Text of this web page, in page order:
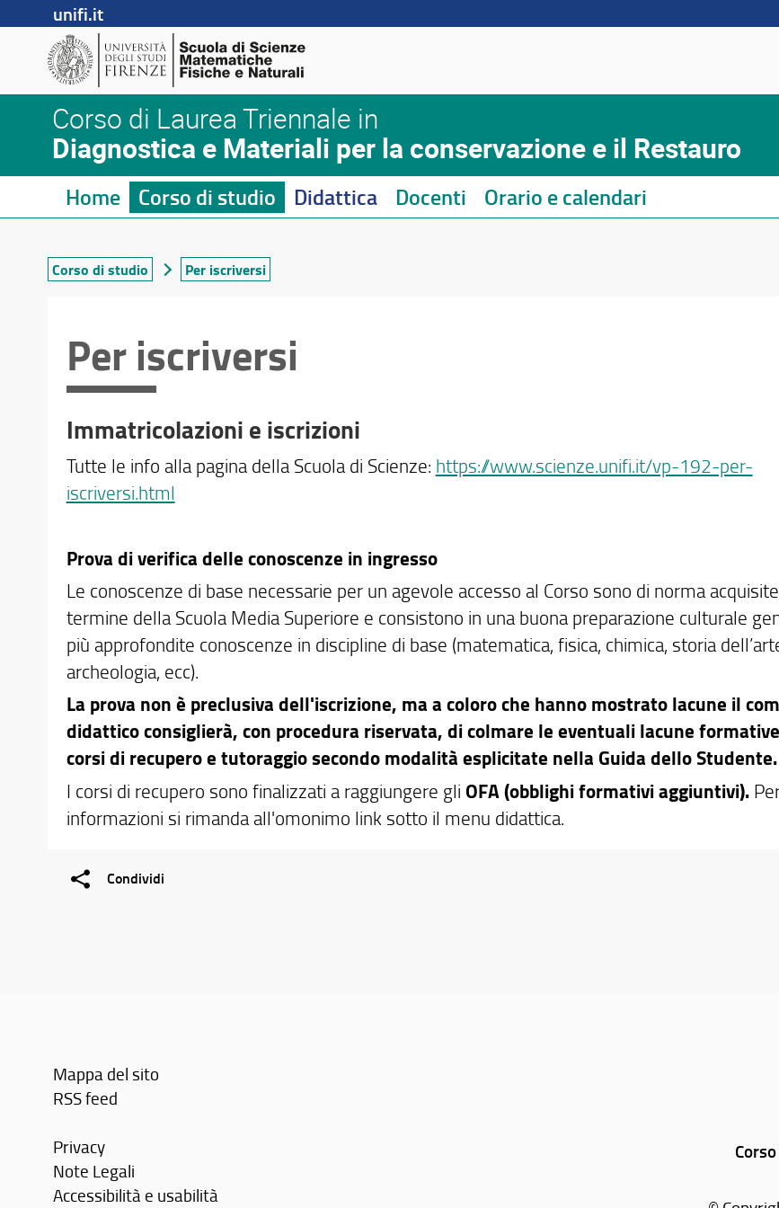
unifi.it
Corso di Laurea Triennale in
Diagnostica e Materiali per la conservazione e il Restauro
Home Corso di studio Didattica Docenti Orario e calendari
Corso di studio Per iscriversi
Per iscriversi
Immatricolazioni e iscrizioni
Tutte le info alla pagina della Scuola di Scienze: https://www.scienze.unifi.it/vp-192-per-
iscriversi.html
Prova di verifica delle conoscenze in ingresso
Le conoscenze di base necessarie per un agevole accesso al Corso sono di norma
termine della Scuola Media Superiore e consistono in una buona preparazione culturale
più approfondite conoscenze in discipline di base (matematica, fisica, chimica, storia
archeologia, ecc).
La prova non è preclusiva dell'iscrizione, ma a coloro che hanno mostrato lacune il
didattico consiglierà, con procedura riservata, di colmare le eventuali lacune
corsi di recupero e tutoraggio secondo modalità esplicitate nella Guida dello Studente.
I corsi di recupero sono finalizzati a raggiungere gli OFA (obblighi formativi aggiuntivi).
informazioni si rimanda all'omonimo link sotto il menu didattica.
Condividi
Mappa del sito
RSS feed
Privacy
Note Legali
Accessibilità e usabilità